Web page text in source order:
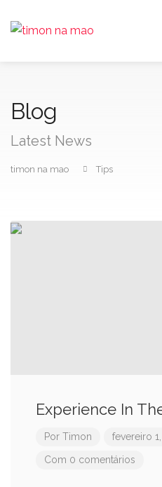
Blog
Latest News
timon na mao Tips
Experience In
Por Timon fevereiro
Com 0 comentários